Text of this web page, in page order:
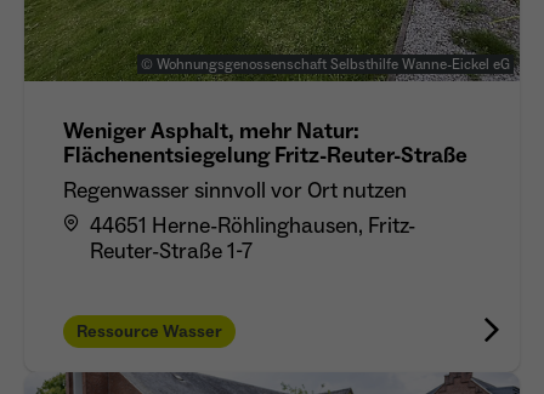
© Wohnungsgenossenschaft Selbsthilfe Wanne-Eickel eG
Weniger Asphalt, mehr Natur:
Flächenentsiegelung Fritz-Reuter-Straße
Regenwasser sinnvoll vor Ort nutzen
44651 Herne-Röhlinghausen, Fritz-
Reuter-Straße 1-7
Ressource Wasser